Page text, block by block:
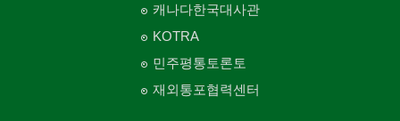
캐나다한국대사관
KOTRA
민주평통토론토
재외통포협력센터